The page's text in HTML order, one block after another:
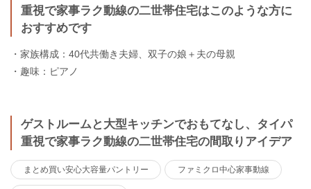
重視で家事ラク動線の二世帯住宅はこのような方に
おすすめです
・家族構成：40代共働き夫婦、双子の娘＋夫の母親
・趣味：ピアノ
ゲストルームと大型キッチンでおもてなし、タイパ
重視で家事ラク動線の二世帯住宅の間取りアイデア
まとめ買い安心大容量パントリー ファミクロ中心家事動線